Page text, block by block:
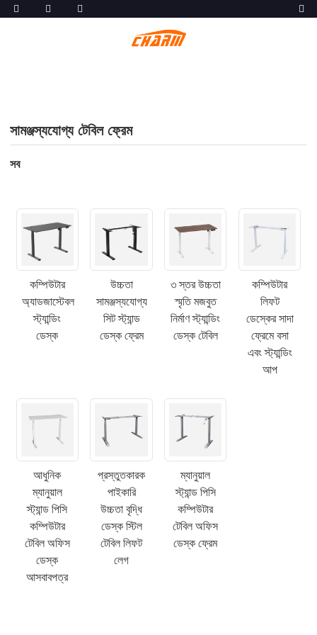
সামঞ্জস্যযোগ্য টেবিল ফ্রেম
সব
কম্পিউটার
অ্যাডজাস্টেবল
স্ট্যান্ডিং
ডেস্ক
উচ্চতা
সামঞ্জস্যযোগ্য
সিট স্ট্যান্ড
ডেস্ক ফ্রেম
৩ স্তর উচ্চতা
স্মৃতি মজবুত
নির্মাণ স্ট্যান্ডিং
ডেস্ক টেবিল
কম্পিউটার
লিফট
ডেস্কের সাদা
ফ্রেমে বসা
এবং স্ট্যান্ডিং
আপ
আধুনিক
ম্যানুয়াল
স্ট্যান্ড পিসি
কম্পিউটার
টেবিল অফিস
ডেস্ক
আসবাবপত্র
প্রস্তুতকারক
পাইকারি
উচ্চতা বৃদ্ধি
ডেস্ক স্টিল
টেবিল লিফট
লেগ
ম্যানুয়াল
স্ট্যান্ড পিসি
কম্পিউটার
টেবিল অফিস
ডেস্ক ফ্রেম
একটি অনুরোধ জমা দিন